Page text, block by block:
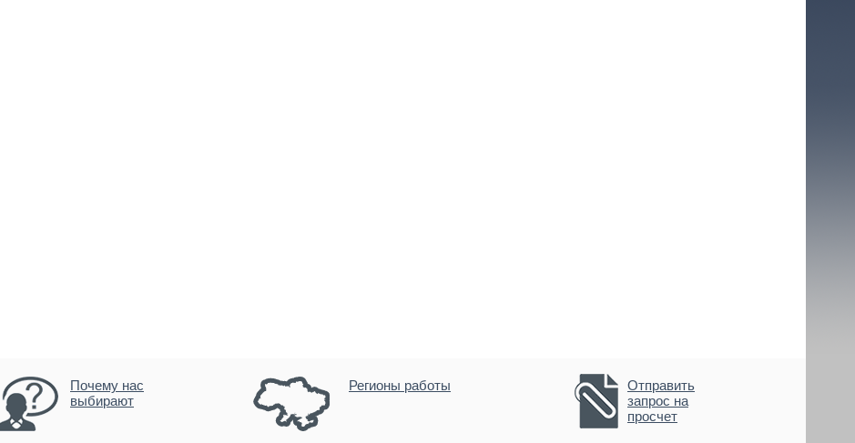
Почему нас
выбирают
Регионы работы
Отправить
запрос на
просчет